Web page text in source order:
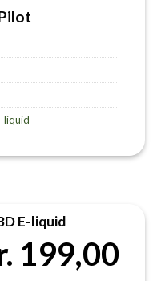
liquid
E-liquid
199,00